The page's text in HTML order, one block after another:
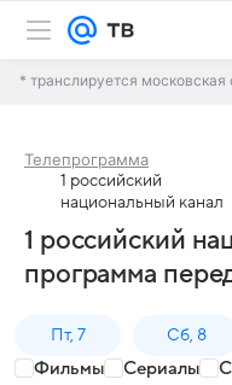
* транслируется московская
Телепрограмма
1 российский
национальный канал
1 российский
программа
Пт, 7 Сб, 8
Фильмы Сериалы